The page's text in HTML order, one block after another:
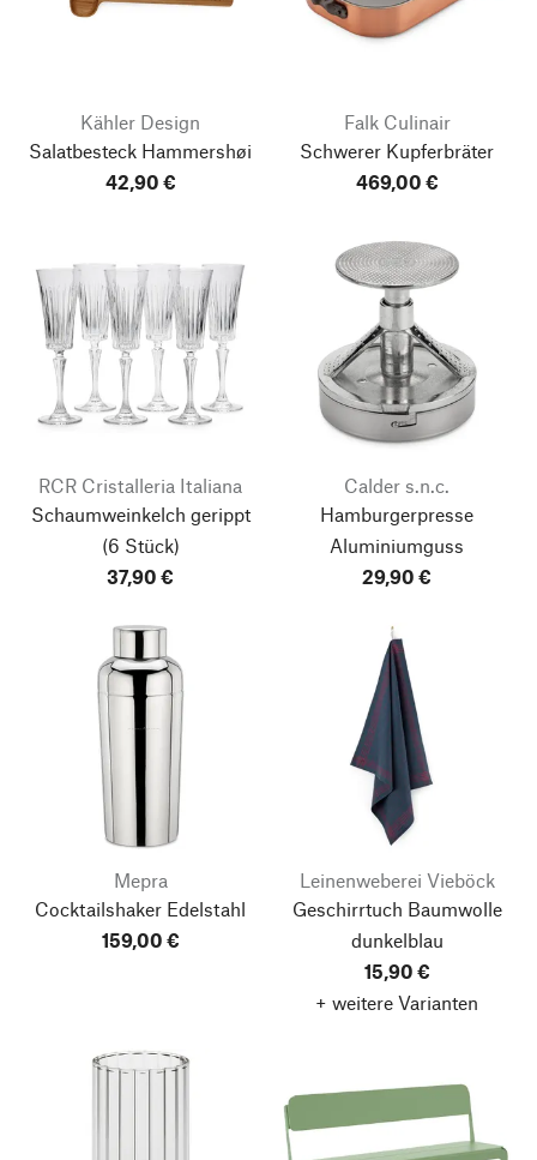
Kähler Design
Salatbesteck Hammershøi
42,90 €
Falk Culinair
Schwerer Kupferbräter
469,00 €
RCR Cristalleria Italiana
Schaumweinkelch gerippt
(6 Stück)
37,90 €
Calder s.n.c.
Hamburgerpresse
Aluminiumguss
29,90 €
Mepra
Cocktailshaker Edelstahl
159,00 €
Leinenweberei Vieböck
Geschirrtuch Baumwolle
dunkelblau
15,90 €
+ weitere Varianten